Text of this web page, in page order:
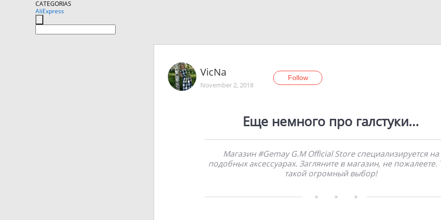
CATEGORIAS
AliExpress
VicNa
November 2, 2018
Follow
Еще немного про галстуки...
Магазин #Gemay G.M Official Store специализируется на
подобных аксессуарах. Загляните в магазин, не пожалеете.
такой огромный выбор!